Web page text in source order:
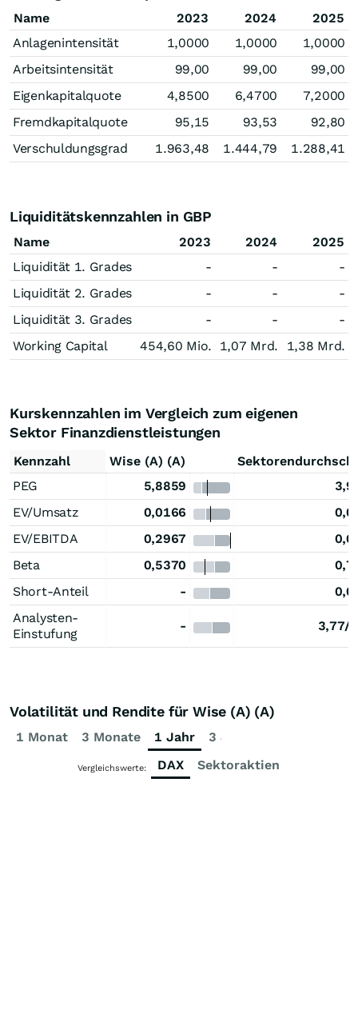
Name 2023 2024
2025
Anlagenintensität
1,0000 1,0000
1,0000
Arbeitsintensität
99,00 99,00
99,00
Eigenkapitalquote
4,8500 6,4700
7,2000
Fremdkapitalquote
95,15 93,53
92,80
Verschuldungsgrad
1.963,48 1.444,79 1.288,41
Liquiditätskennzahlen in GBP
Name 2023 2024
2025
Liquidität 1. Grades
- -
-
Liquidität 2. Grades
- -
-
Liquidität 3. Grades
- -
-
Working Capital
454,60 Mio. 1,07 Mrd. 1,38 Mrd.
Kurskennzahlen im Vergleich zum eigenen
Sektor Finanzdienstleistungen
Kennzahl Wise (A) (A)
PEG
5,8859
EV/Umsatz
0,0166
EV/EBITDA
0,2967
Beta
0,5370
Short-Anteil
-
Analysten-
Einstufung
- 3,77/
Volatilität und Rendite für Wise (A) (A)
1 Monat 3 Monate 1 Jahr 3 Jahre
Vergleichswerte: DAX Sektoraktien